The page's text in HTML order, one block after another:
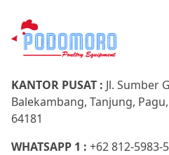
KANTOR PUSAT : Jl. Sumber
Balekambang, Tanjung,
64181
WHATSAPP 1 : +62 812-5983-